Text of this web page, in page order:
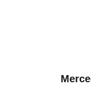
sind,